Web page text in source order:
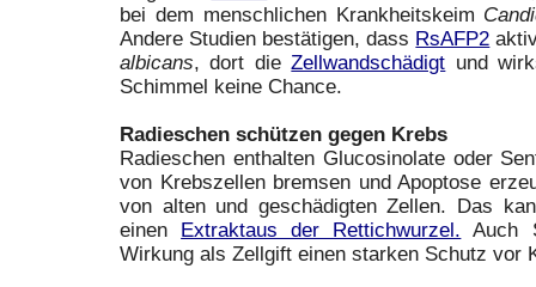
bei dem menschlichen Krankheitskeim
Andere Studien bestätigen, dass RsAFP2
albicans, dort dieZellwandschädigt und
Schimmel keine Chance.
Radieschen schützen gegen Krebs
Radieschen enthalten Glucosinolate oder
von Krebszellen bremsen und Apoptose
von alten und geschädigten Zellen. Das
einen Extraktaus der Rettichwurzel. Auch
Wirkung als Zellgift einen starken Schutz vor